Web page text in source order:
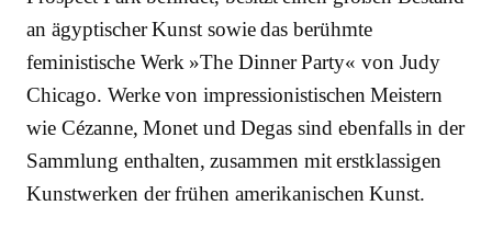
an ägyptischer Kunst sowie das berühmte
feministische Werk »The Dinner Party« von Judy
Chicago. Werke von impressionistischen Meistern
wie Cézanne, Monet und Degas sind ebenfalls in der
Sammlung enthalten, zusammen mit erstklassigen
Kunstwerken der frühen amerikanischen Kunst.